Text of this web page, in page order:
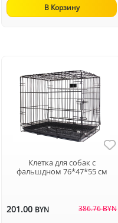
В Корзину
Клетка для собак с
фальшдном 76*47*55 см
201.00 BYN 386.76 BYN